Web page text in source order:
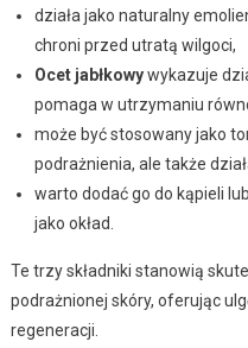
działa jako naturalny
chroni przed utratą wilgoci,
Ocet jabłkowywykazuje
pomaga w utrzymaniu
może być stosowany jako
podrażnienia, ale także
warto dodać go do kąpieli
jako okład.
Te trzy składniki stanowią
podrażnionej skóry, oferując
regeneracji.